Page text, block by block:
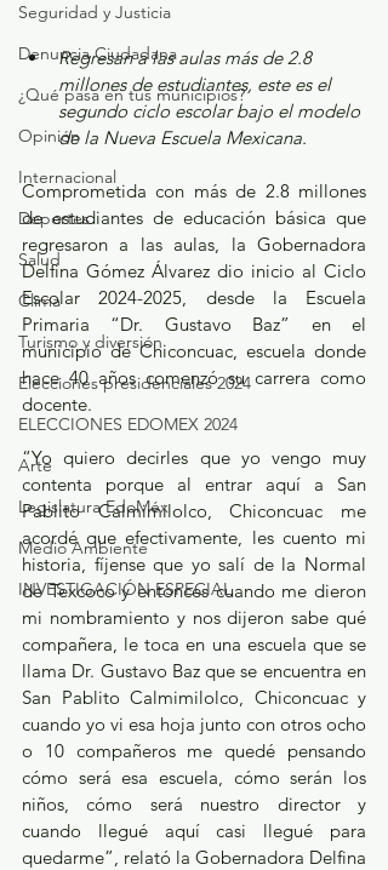
Seguridad y Justicia
Denuncia Ciudadana
¿Qué pasa en tus municipios?
Opinión
Internacional
Deportes
Salud
Clima
Turismo y diversión
Elecciones presidenciales 2024
ELECCIONES EDOMEX 2024
Arte
Legislatura EdoMéx
Medio Ambiente
INVESTIGACIÓN ESPECIAL
Regresan a las aulas más de 2.8
millones de estudiantes, este es el
segundo ciclo escolar bajo el modelo
de la Nueva Escuela Mexicana.
Comprometida con más de 2.8 millones
de estudiantes de educación básica que
regresaron a las aulas, la Gobernadora
Delfina Gómez Álvarez dio inicio al Ciclo
Escolar 2024-2025, desde la Escuela
Primaria “Dr. Gustavo Baz” en el
municipio de Chiconcuac, escuela donde
hace 40 años comenzó su carrera como
docente.
“Yo quiero decirles que yo vengo muy
contenta porque al entrar aquí a San
Pablito Calmimilolco, Chiconcuac me
acordé que efectivamente, les cuento mi
historia, fíjense que yo salí de la Normal
de Texcoco y entonces cuando me dieron
mi nombramiento y nos dijeron sabe qué
compañera, le toca en una escuela que se
llama Dr. Gustavo Baz que se encuentra en
San Pablito Calmimilolco, Chiconcuac y
cuando yo vi esa hoja junto con otros ocho
o 10 compañeros me quedé pensando
cómo será esa escuela, cómo serán los
niños, cómo será nuestro director y
cuando llegué aquí casi llegué para
quedarme”, relató la Gobernadora Delfina